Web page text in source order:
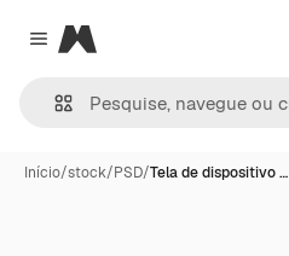
Close menu
Magnific
Início/stock/PSD/Tela de dispositivo …